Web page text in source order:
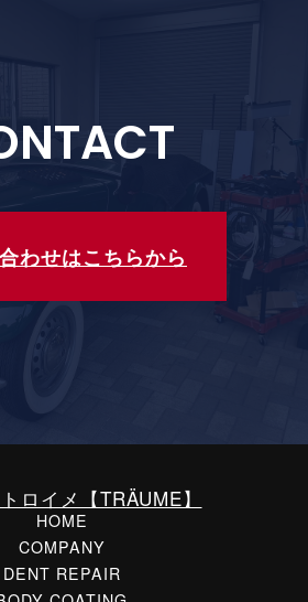
わせはこちらから
ロイメ【TRÄUME】
HOME
COMPANY
DENT REPAIR